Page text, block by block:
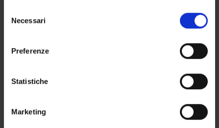
modificare o revocare il proprio consenso in qualsiasi
momento dalla Dichiarazione sui cookie o facendo clic
raccogliere informazioni sulla tua posizione
geografica, con un'approssimazione di qualche
Identificare il tuo dispositivo, scansionandolo
delNecessari
Preferenze
Statistiche
Marketing
LABORATORI